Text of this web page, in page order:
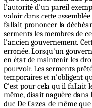
l'autorité d'un pareil
valoir dans cette
fallait prononcer la
serments les membres de
l'ancien gouvernement.
erronée. Lorsqu'un
en état de maintenir les
pourvoir. Les serments
temporaires et n'obligent
C'est pour cela qu'il fallait
même, disait naguère dans
duc De Cazes, de même